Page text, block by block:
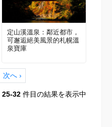
定山溪溫泉：鄰近都市，
可邂逅絕美風景的札幌溫
泉寶庫
次へ ›
25-32 件目の結果を表示中